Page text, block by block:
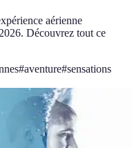
aérienne
Découvrez tout ce
#aventure#sensations